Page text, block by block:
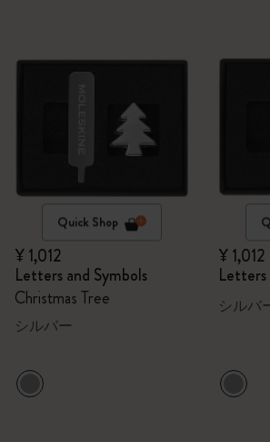
Quick Shop
¥ 1,012
Letters and Symbols
Christmas Tree
シルバー
¥ 1,012
Letters
シルバ